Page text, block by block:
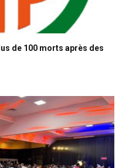
de 100 morts après des